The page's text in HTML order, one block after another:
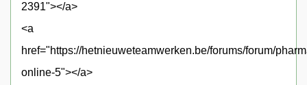
2391"></a>
<a
href="https://hetnieuweteamwerken.be/forums/forum/
online-5"></a>